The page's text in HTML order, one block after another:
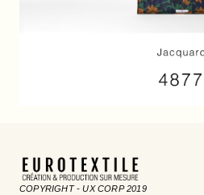
COPYRIGHT - UX CORP 2019